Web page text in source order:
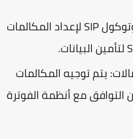
: يستخدم بروتوكول SIP لإعداد المكالمات
: يتم توجيه المكالمات
مع أنظمة الفوترة